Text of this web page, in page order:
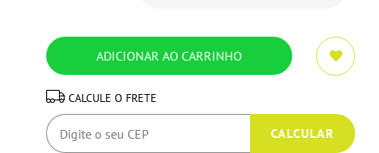
CALCULE O FRETE